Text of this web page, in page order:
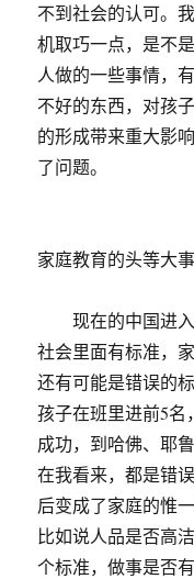
不到社会的认可。
机取巧一点，是不
人做的一些事情，
不好的东西，对孩
的形成带来重大影
了问题。
家庭教育的头等大
现在的中国进入
社会里面有标准，
还有可能是错误的
孩子在班里进前5
成功，到哈佛、耶
在我看来，都是错
后变成了家庭的惟
比如说人品是否高
个标准，做事是否